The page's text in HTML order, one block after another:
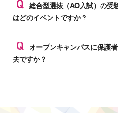
総合型選抜（AO入試）の受
はどのイベントですか？
オープンキャンパスに保護
夫ですか？